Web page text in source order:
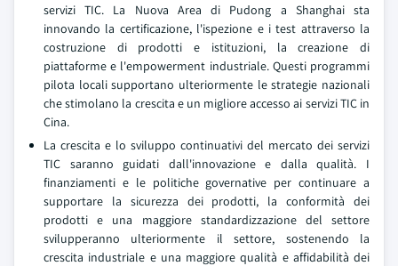
servizi TIC. La Nuova Area di Pudong a Shanghai sta
innovando la certificazione, l'ispezione e i test attraverso la
costruzione di prodotti e istituzioni, la creazione di
piattaforme e l'empowerment industriale. Questi programmi
pilota locali supportano ulteriormente le strategie nazionali
che stimolano la crescita e un migliore accesso ai servizi TIC in
Cina.
La crescita e lo sviluppo continuativi del mercato dei servizi
TIC saranno guidati dall'innovazione e dalla qualità. I
finanziamenti e le politiche governative per continuare a
supportare la sicurezza dei prodotti, la conformità dei
prodotti e una maggiore standardizzazione del settore
svilupperanno ulteriormente il settore, sostenendo la
crescita industriale e una maggiore qualità e affidabilità dei